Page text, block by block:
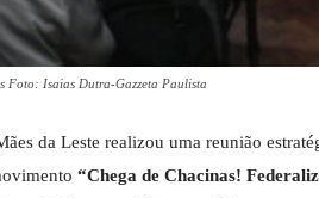
Foto: Isaias Dutra-Gazzeta Paulista
da Leste realizou uma reunião
“Chega de Chacinas!